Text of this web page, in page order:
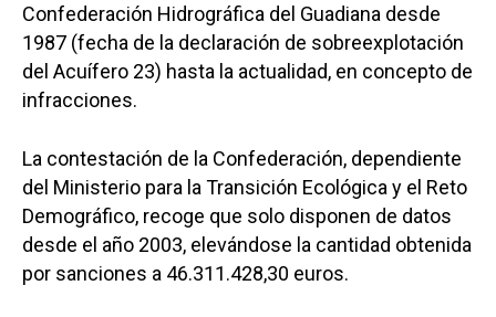
Confederación Hidrográfica del Guadiana desde
1987 (fecha de la declaración de sobreexplotación
del Acuífero 23) hasta la actualidad, en concepto de
infracciones.
La contestación de la Confederación, dependiente
del Ministerio para la Transición Ecológica y el Reto
Demográfico, recoge que solo disponen de datos
desde el año 2003, elevándose la cantidad obtenida
por sanciones a 46.311.428,30 euros.